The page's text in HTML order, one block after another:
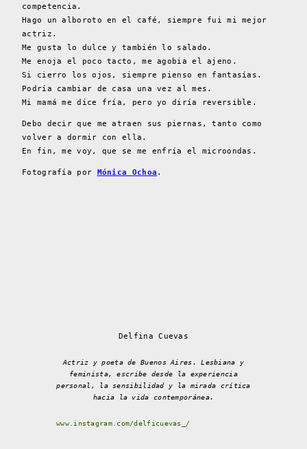
competencia.
Hago un alboroto en el café, siempre fui mi mejor
actriz.
Me gusta lo dulce y también lo salado.
Me enoja el poco tacto, me agobia el ajeno.
Si cierro los ojos, siempre pienso en fantasías.
Podría cambiar de casa una vez al mes.
Mi mamá me dice fría, pero yo diría reversible.
Debo decir que me atraen sus piernas, tanto como
volver a dormir con ella.
En fin, me voy, que se me enfría el microondas.
Fotografía por Mónica Ochoa .
Delfina Cuevas
Actriz y poeta de Buenos Aires. Lesbiana y
feminista, escribe desde la experiencia
personal, la sensibilidad y la mirada crítica
hacia la vida contemporánea.
www.instagram.com/delficuevas_/